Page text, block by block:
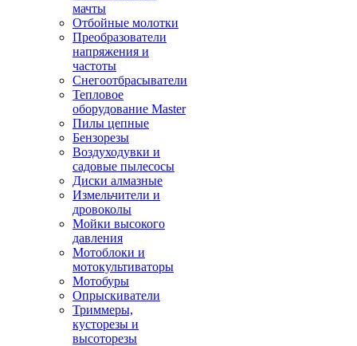
мачты
Отбойные молотки
Преобразователи
напряжения и
частоты
Снегоотбрасыватели
Тепловое
оборудование Master
Пилы цепные
Бензорезы
Воздуходувки и
садовые пылесосы
Диски алмазные
Измельчители и
дровоколы
Мойки высокого
давления
Мотоблоки и
мотокультиваторы
Мотобуры
Опрыскиватели
Триммеры,
кусторезы и
высоторезы